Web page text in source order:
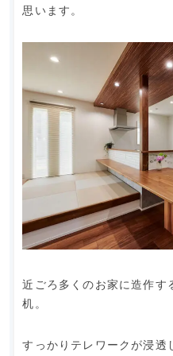
思います。
近ごろ多くのお家に造作す
机。
すっかりテレワークが浸透